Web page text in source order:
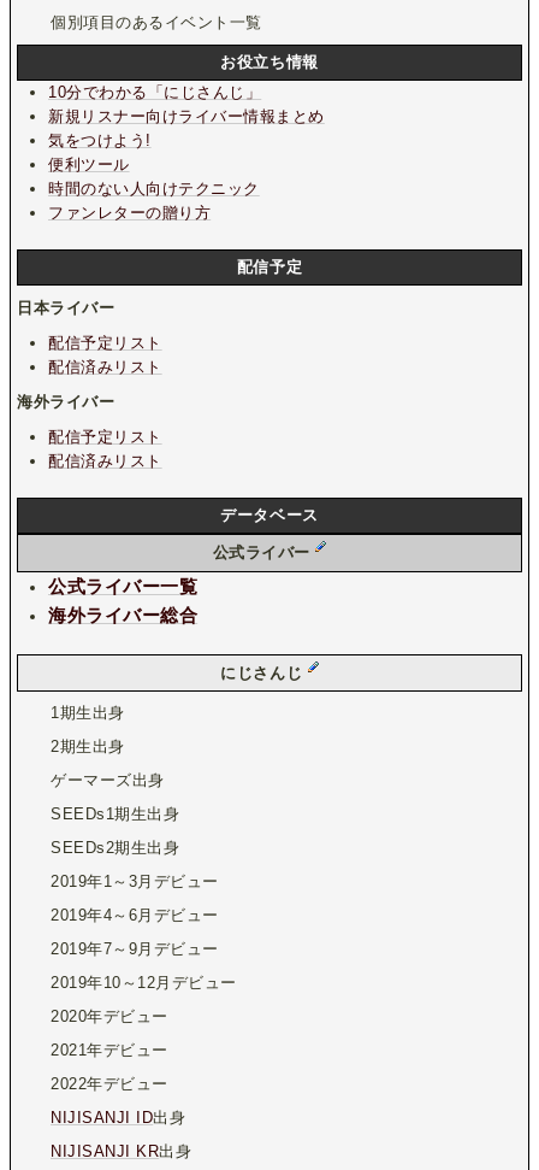
個別項目のあるイベント一覧
お役立ち情報
10分でわかる「にじさんじ」
新規リスナー向けライバー情報まとめ
気をつけよう!
便利ツール
時間のない人向けテクニック
ファンレターの贈り方
配信予定
日本ライバー
配信予定リスト
配信済みリスト
海外ライバー
配信予定リスト
配信済みリスト
データベース
公式ライバー
公式ライバー一覧
海外ライバー総合
にじさんじ
1期生出身
2期生出身
ゲーマーズ出身
SEEDs1期生出身
SEEDs2期生出身
2019年1～3月デビュー
2019年4～6月デビュー
2019年7～9月デビュー
2019年10～12月デビュー
2020年デビュー
2021年デビュー
2022年デビュー
NIJISANJI ID出身
NIJISANJI KR出身